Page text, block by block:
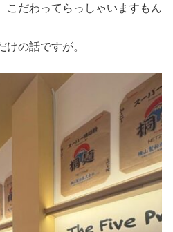
こだわってらっしゃいますもん
けの話ですが。